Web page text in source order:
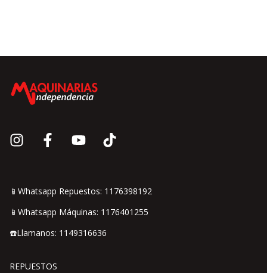
📱Whatsapp Repuestos: 1176398192
📱Whatsapp Máquinas: 1176401255
☎️Llamanos: 1149316636
REPUESTOS